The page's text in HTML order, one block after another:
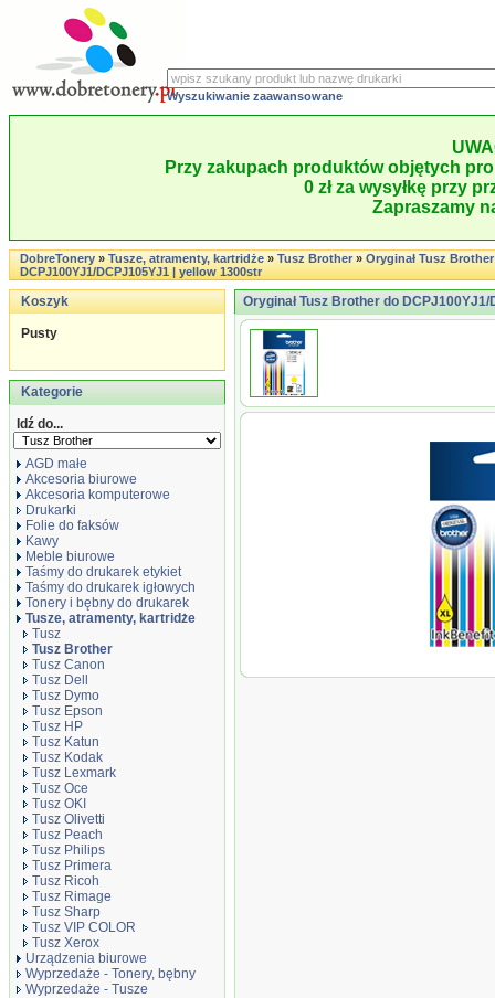
Wyszukiwanie zaawansowane
Przy zakupach produktów objętych
0 zł za wysyłkę przy
Zapraszamy
DobreTonery»Tusze, atramenty, kartridże»Tusz Brother»Oryginał Tusz
DCPJ100YJ1/DCPJ105YJ1 | yellow 1300str
Koszyk
Pusty
Kategorie
Idź do...
AGD małe
Akcesoria biurowe
Akcesoria komputerowe
Drukarki
Folie do faksów
Kawy
Meble biurowe
Taśmy do drukarek etykiet
Taśmy do drukarek igłowych
Tonery i bębny do drukarek
Tusze, atramenty, kartridże
Tusz
Tusz Brother
Tusz Canon
Tusz Dell
Tusz Dymo
Tusz Epson
Tusz HP
Tusz Katun
Tusz Kodak
Tusz Lexmark
Tusz Oce
Tusz OKI
Tusz Olivetti
Tusz Peach
Tusz Philips
Tusz Primera
Tusz Ricoh
Tusz Rimage
Tusz Sharp
Tusz VIP COLOR
Tusz Xerox
Urządzenia biurowe
Wyprzedaże - Tonery, bębny
Wyprzedaże - Tusze
Oryginał Tusz Brother do
DCPJ100YJ1/